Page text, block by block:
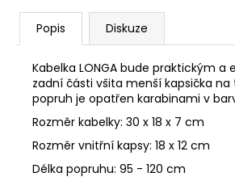
Popis Diskuze
Kabelka LONGA bude praktickým
zadní části všita menší kapsička
popruh je opatřen karabinami v
Rozměr kabelky: 30 x 18 x 7 cm
Rozměr vnitřní kapsy: 18 x 12 cm
Délka popruhu: 95 - 120 cm